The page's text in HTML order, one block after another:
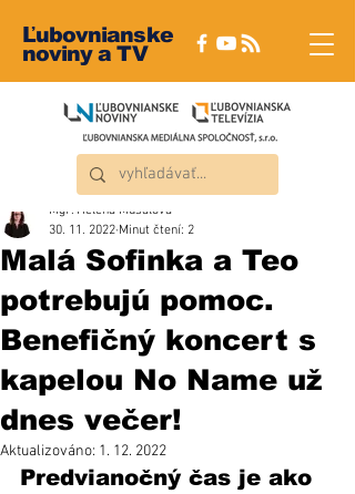
Ľubovnianske
noviny a TV
Malá Sofinka a Teo
potrebujú pomoc.
Benefičný koncert s
kapelou No Name už
dnes večer!
Mgr. Helena Musalová
30. 11. 2022 Minut čtení: 2
Aktualizováno: 1. 12. 2022
Predvianočný čas je ako